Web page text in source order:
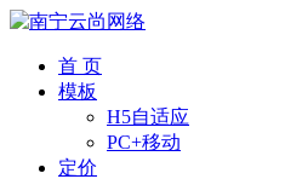
首 页
模板
H5自适应
PC+移动
定价